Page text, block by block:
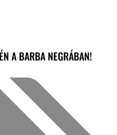
A BARBA NEGRÁBAN!